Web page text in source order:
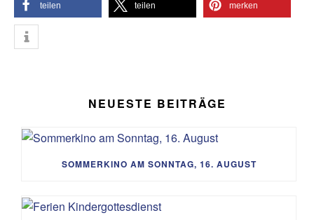
teilen teilen merken
NEUESTE BEITRÄGE
SOMMERKINO AM SONNTAG, 16. AUGUST